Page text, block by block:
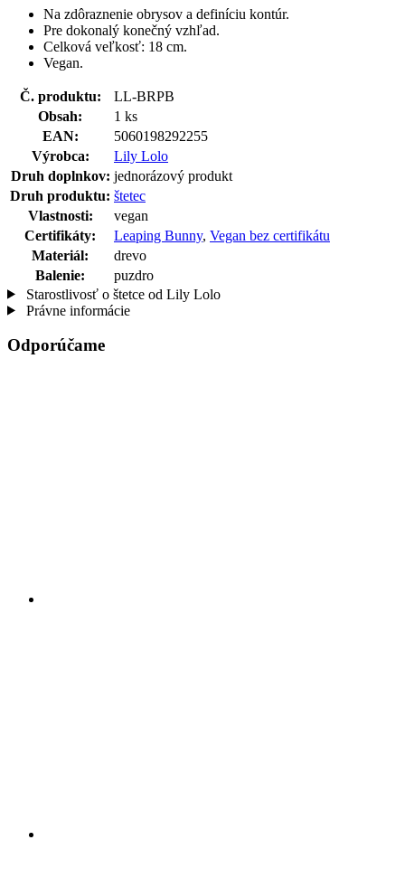
Na zdôraznenie obrysov a definíciu kontúr.
Pre dokonalý konečný vzhľad.
Celková veľkosť: 18 cm.
Vegan.
Č. produktu:
LL-BRPB
Obsah:
1 ks
EAN:
5060198292255
Výrobca:
Lily Lolo
Druh doplnkov: jednorázový produkt
Druh produktu: štetec
Vlastnosti:
vegan
Certifikáty:
Leaping Bunny, Vegan bez certifikátu
Materiál:
drevo
Balenie:
puzdro
Starostlivosť o štetce od Lily Lolo
Právne informácie
Odporúčame